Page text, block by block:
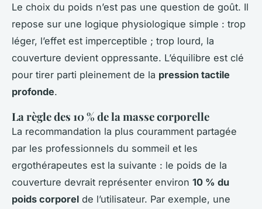
Le choix du poids n’est pas une question de goût. Il
repose sur une logique physiologique simple : trop
léger, l’effet est imperceptible ; trop lourd, la
couverture devient oppressante. L’équilibre est clé
pour tirer parti pleinement de la pression tactile
profonde.
La règle des 10 % de la masse corporelle
La recommandation la plus couramment partagée
par les professionnels du sommeil et les
ergothérapeutes est la suivante : le poids de la
couverture devrait représenter environ 10 % du
poids corporel de l’utilisateur. Par exemple, une